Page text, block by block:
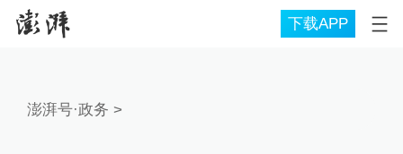
下载APP
澎湃号·政务 >